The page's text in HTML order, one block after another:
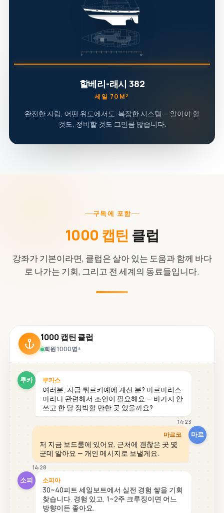
할베리-래시 382
세일 70M²
완전한 자립, 어떤 위도에서도. 복잡한 시스템 — 알아야 할
것도, 정비할 것도 그만큼 많습니다.
구독에 포함
1000 캡틴 클럽
강좌가 기본이라면, 클럽은 살아 있는 도움과 함께 바다
로 나가는 기회, 그리고 전 세계의 동료들입니다.
1000 캡틴 클럽
회원 1000명+
루카 루카스
여러분, 지금 튀르키예에 계신 분? 마르마리스
마리나 관련해서 조언이 필요해요 — 바가지 안
쓰고 한 달 정박할 만한 곳 있을까요?
14:23
마르
마르코
저 지금 보드룸에 있어요. 근처에 괜찮은 곳 몇
군데 알아요 — 개인 메시지로 보낼게요.
14:28
소피 소피아
30~40피트 세일보트에서 실전 경험 쌓을 기회
찾습니다. 경험 있고, 1~2주 크루징이면 어느
방향이든 좋아요.